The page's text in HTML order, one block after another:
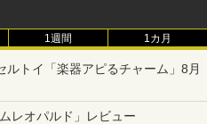
1週間 1カ月
トイ「楽器アピるチャーム」8月
3色
レオパルド」レビュー